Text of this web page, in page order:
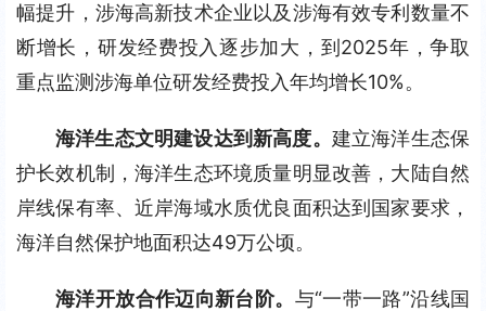
幅提升，涉海高新技术企业以及涉海有效专利数量不
断增长，研发经费投入逐步加大，到2025年，争取
重点监测涉海单位研发经费投入年均增长10%。
海洋生态文明建设达到新高度。 建立海洋生态保
护长效机制，海洋生态环境质量明显改善，大陆自然
岸线保有率、近岸海域水质优良面积达到国家要求，
海洋自然保护地面积达49万公顷。
海洋开放合作迈向新台阶。 与“一带一路”沿线国